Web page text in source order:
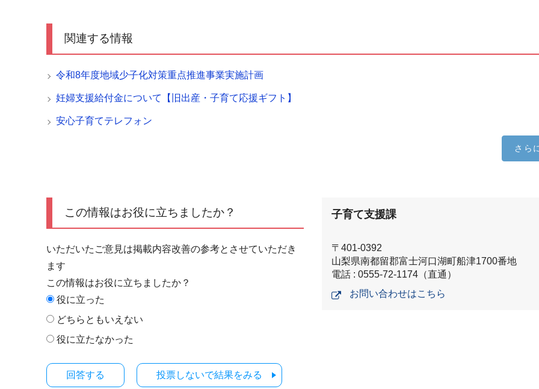
関連する情報
令和8年度地域少子化対策重点推進事業実施計画
妊婦支援給付金について【旧出産・子育て応援ギフト】
安心子育てテレフォン
さら
この情報はお役に立ちましたか？
いただいたご意見は掲載内容改善の参考とさせていただき
ます
この情報はお役に立ちましたか？
役に立った
どちらともいえない
役に立たなかった
投票しないで結果をみる
子育て支援課
〒401-0392
山梨県南都留郡富士河口湖町船津1700番地
電話 : 0555-72-1174（直通）
お問い合わせはこちら